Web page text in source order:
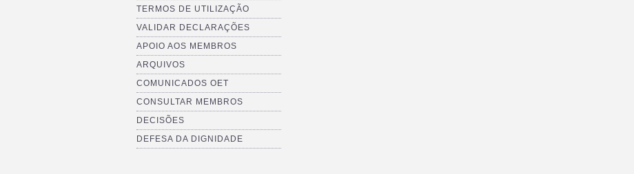
TERMOS DE UTILIZAÇÃO
VALIDAR DECLARAÇÕES
APOIO AOS MEMBROS
ARQUIVOS
COMUNICADOS OET
CONSULTAR MEMBROS
DECISÕES
DEFESA DA DIGNIDADE